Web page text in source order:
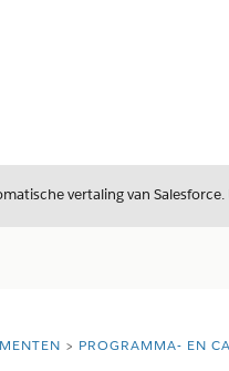
vertaling van
PROGRAMMA- EN